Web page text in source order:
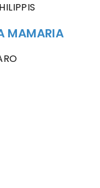
MAMARIA